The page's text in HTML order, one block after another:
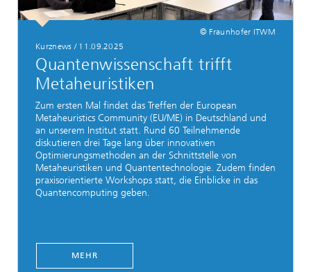
© Fraunhofer ITWM
Kurznews / 11.09.2025
Quantenwissenschaft trifft
Metaheuristiken
Zum ersten Mal findet das Treffen der European
Metaheuristics Community (EU/ME) in Deutschland und
an unserem Institut statt. Rund 60 Teilnehmende
diskutieren drei Tage lang über innovativen
Optimierungsmethoden an der Schnittstelle von
Metaheuristiken und Quantentechnologie. Zudem finden
praxisorientierte Workshops statt, die Einblicke in das
Quantencomputing geben.
MEHR